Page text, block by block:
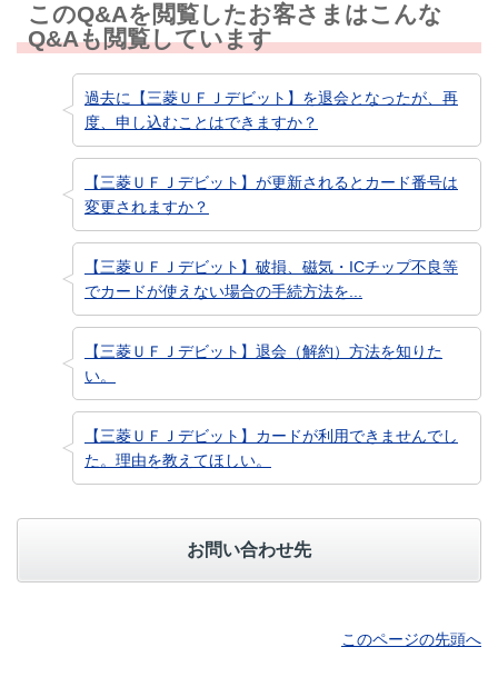
このQ&Aを閲覧したお客さまはこんな
Q&Aも閲覧しています
過去に【三菱ＵＦＪデビット】を退会となったが、再
度、申し込むことはできますか？
【三菱ＵＦＪデビット】が更新されるとカード番号は
変更されますか？
【三菱ＵＦＪデビット】破損、磁気・ICチップ不良等
でカードが使えない場合の手続方法を...
【三菱ＵＦＪデビット】退会（解約）方法を知りた
い。
【三菱ＵＦＪデビット】カードが利用できませんでし
た。理由を教えてほしい。
お問い合わせ先
このページの先頭へ